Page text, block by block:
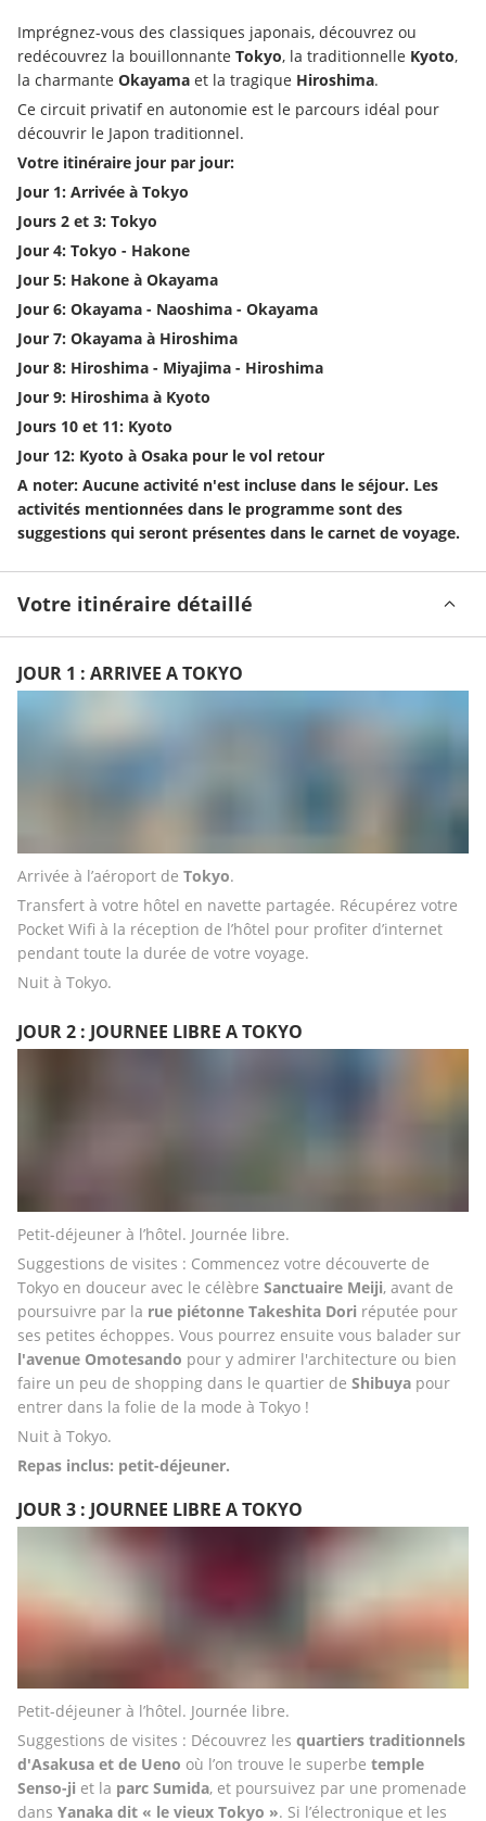
Imprégnez-vous des classiques japonais, découvrez ou
redécouvrez la bouillonnante Tokyo, la traditionnelle Kyoto,
la charmante Okayama et la tragique Hiroshima.
Ce circuit privatif en autonomie est le parcours idéal pour
découvrir le Japon traditionnel.
Votre itinéraire jour par jour:
Jour 1: Arrivée à Tokyo
Jours 2 et 3: Tokyo
Jour 4: Tokyo - Hakone
Jour 5: Hakone à Okayama
Jour 6: Okayama - Naoshima - Okayama
Jour 7: Okayama à Hiroshima
Jour 8: Hiroshima - Miyajima - Hiroshima
Jour 9: Hiroshima à Kyoto
Jours 10 et 11: Kyoto
Jour 12: Kyoto à Osaka pour le vol retour
A noter: Aucune activité n'est incluse dans le séjour. Les
activités mentionnées dans le programme sont des
suggestions qui seront présentes dans le carnet de voyage.
Votre itinéraire détaillé
JOUR 1 : ARRIVEE A TOKYO
Arrivée à l’aéroport de Tokyo.
Transfert à votre hôtel en navette partagée. Récupérez votre
Pocket Wifi à la réception de l’hôtel pour profiter d’internet
pendant toute la durée de votre voyage.
Nuit à Tokyo.
JOUR 2 : JOURNEE LIBRE A TOKYO
Petit-déjeuner à l’hôtel. Journée libre.
Suggestions de visites : Commencez votre découverte de
Tokyo en douceur avec le célèbre Sanctuaire Meiji, avant de
poursuivre par la rue piétonne Takeshita Dori réputée pour
l'avenue Omotesando pour y admirer l'architecture ou bien
faire un peu de shopping dans le quartier de Shibuya pour
entrer dans la folie de la mode à Tokyo !
Nuit à Tokyo.
Repas inclus: petit-déjeuner.
JOUR 3 : JOURNEE LIBRE A TOKYO
Petit-déjeuner à l’hôtel. Journée libre.
Suggestions de visites : Découvrez les quartiers traditionnels
d'Asakusa et de Ueno où l’on trouve le superbe temple
Senso-ji et la parc Sumida, et poursuivez par une promenade
dans Yanaka dit « le vieux Tokyo ». Si l’électronique et les